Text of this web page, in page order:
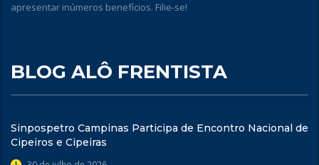
apresentar inúmeros benefícios. Filie-se!
BLOG ALÔ FRENTISTA
Sinpospetro Campinas Participa de Encontro Nacional de
Cipeiros e Cipeiras